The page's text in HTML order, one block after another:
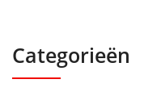
Categorieën